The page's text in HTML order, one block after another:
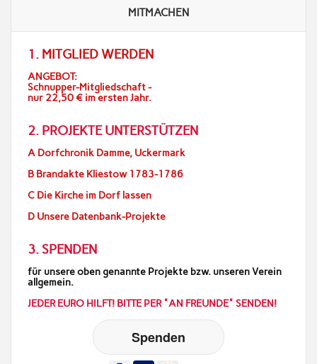
MITMACHEN
1. MITGLIED WERDEN
ANGEBOT:
Schnupper-Mitgliedschaft -
nur 22,50 € im ersten Jahr.
2. PROJEKTE UNTERSTÜTZEN
A Dorfchronik Damme, Uckermark
B Brandakte Kliestow 1783-1786
C Die Kirche im Dorf lassen
D Unsere Datenbank-Projekte
3. SPENDEN
für unsere oben genannte Projekte bzw. unseren Verein
allgemein.
JEDER EURO HILFT! BITTE PER "AN FREUNDE" SENDEN!